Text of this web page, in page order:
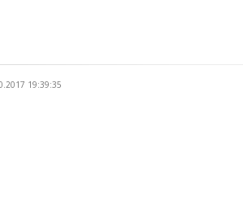
19:39:35